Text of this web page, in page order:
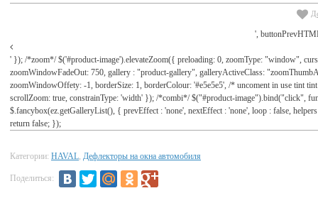
',
' }); /*zoom*/ $('#product-image').elevateZoom({ preloading: 0, zoomType: "window",
zoomWindowFadeOut: 750, gallery : "product-gallery", galleryActiveClass:
zoomWindowOffety: -1, borderSize: 1, borderColour: '#e5e5e5', /* uncoment in use tint
scrollZoom: true, constrainType: 'width' }); /*combi*/ $("#product-image").bind("click",
$.fancybox(ez.getGalleryList(), { prevEffect : 'none', nextEffect : 'none', loop : false,
return false; });
Категории: HAVAL, Дефлекторы на окна автомобиля
Поделиться: